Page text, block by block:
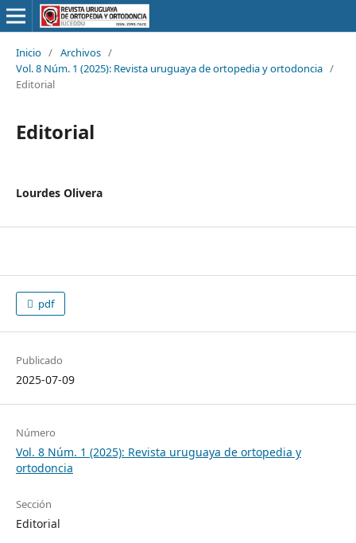
Inicio / Archivos /
Vol. 8 Núm. 1 (2025): Revista uruguaya de ortopedia y ortodoncia /
Editorial
Editorial
Lourdes Olivera
pdf
Publicado
2025-07-09
Número
Vol. 8 Núm. 1 (2025): Revista uruguaya de ortopedia y
ortodoncia
Sección
Editorial